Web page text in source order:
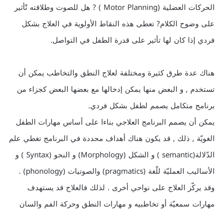
الحركات العضلية (Motor Planning ) ? هل للصوت وطلاقته تّأثير
على وضوح الكلام? تعطى هذه النقاط الأولوية في العلاج بشكل
فردي إذا كان لها تأثير على قدرة الطفل في التواصل.
هناك عدة طرق كثيرة ومختلفة لعلاج النطق والتخاطب يمكن أن
تستخدم , و البعض منها يمكن إدخالها مع بعضها البعض كجزاء من
برنامج متكامل يصمم لطفل بشكل فردي.
يمكن أن يصمم البرنامج العلاجي بناءا على أساس مهارات الطفل
الغويّة , ذلك , قد يكون هناك أهداف محددة في البرنامج تغطي علم
الدّلالة(semantic ) و الشكل (Morphology) و النحو (Syntax ) و
الأساليب العمليّة للّغة (pragmatics) والصوتيات (phonology) .
وقد يركّز العلاج على نواحي أخرى . لذلك فالعلاج قد يستهدف
مهارات سمعيّة أو تخاطبيه و مهارات النطق وحركة الفم والسان